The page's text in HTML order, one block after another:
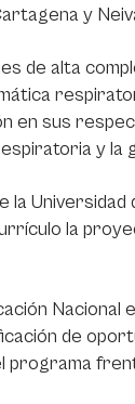
y
de alta
en sus
y la
Universidad
la
Nacional
de
programa